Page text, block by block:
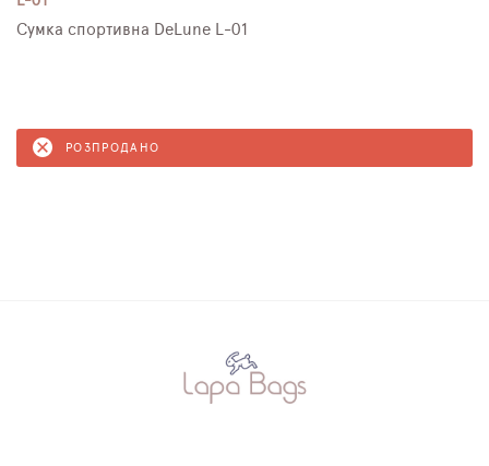
Сумка спортивна DeLune L-01
РОЗПРОДАНО